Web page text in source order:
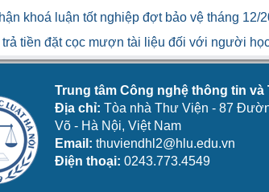
khoá luận tốt nghiệp đợt bảo vệ tháng 12/
trả tiền đặt cọc mượn tài liệu đối với người
Trung tâm Công nghệ thông tin
Địa chỉ: Tòa nhà Thư Viện - 87
Võ - Hà Nội, Việt Nam
Email: thuviendhl2@hlu.edu.vn
Điện thoại: 0243.773.4549